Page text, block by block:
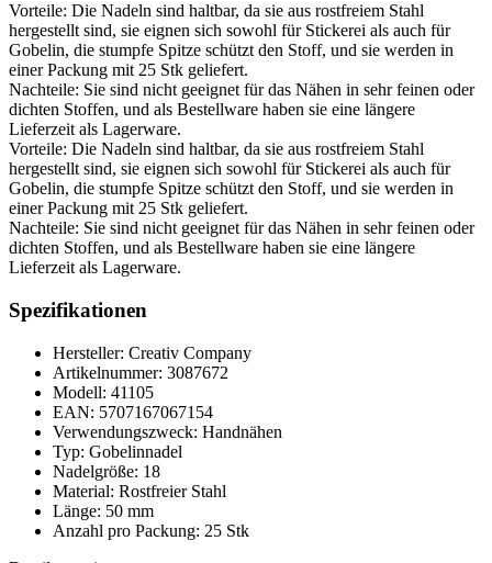
Vorteile: Die Nadeln sind haltbar, da sie aus rostfreiem Stahl
hergestellt sind, sie eignen sich sowohl für Stickerei als auch für
Gobelin, die stumpfe Spitze schützt den Stoff, und sie werden in
einer Packung mit 25 Stk geliefert.
Nachteile: Sie sind nicht geeignet für das Nähen in sehr feinen oder
dichten Stoffen, und als Bestellware haben sie eine längere
Lieferzeit als Lagerware.
Vorteile: Die Nadeln sind haltbar, da sie aus rostfreiem Stahl
hergestellt sind, sie eignen sich sowohl für Stickerei als auch für
Gobelin, die stumpfe Spitze schützt den Stoff, und sie werden in
einer Packung mit 25 Stk geliefert.
Nachteile: Sie sind nicht geeignet für das Nähen in sehr feinen oder
dichten Stoffen, und als Bestellware haben sie eine längere
Lieferzeit als Lagerware.
Spezifikationen
Hersteller: Creativ Company
Artikelnummer: 3087672
Modell: 41105
EAN: 5707167067154
Verwendungszweck: Handnähen
Typ: Gobelinnadel
Nadelgröße: 18
Material: Rostfreier Stahl
Länge: 50 mm
Anzahl pro Packung: 25 Stk